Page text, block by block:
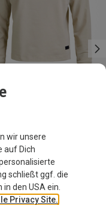
wir unsere
auf Dich
schließt ggf. die
den USA ein.
Privacy Site.